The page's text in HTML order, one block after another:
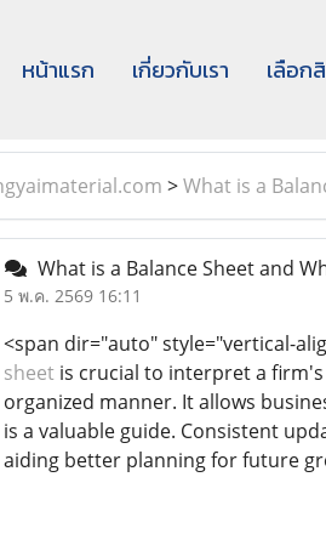
หน้าแรก เกี่ยวกับเรา เลือก
>What is a
What is a Balance Sheet and
5 พ.ค. 2569 16:11
<span dir="auto" style="vertical-
sheet is crucial to interpret a
organized manner. It allows
is a valuable guide. Consistent
aiding better planning for future